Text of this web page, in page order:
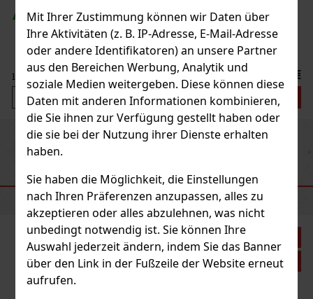
Mit Ihrer Zustimmung können wir Daten über
Ihre Aktivitäten (z. B. IP-Adresse, E-Mail-Adresse
oder andere Identifikatoren) an unsere Partner
aus den Bereichen Werbung, Analytik und
soziale Medien weitergeben. Diese können diese
Daten mit anderen Informationen kombinieren,
die Sie ihnen zur Verfügung gestellt haben oder
die sie bei der Nutzung ihrer Dienste erhalten
haben.
Sie haben die Möglichkeit, die Einstellungen
nach Ihren Präferenzen anzupassen, alles zu
akzeptieren oder alles abzulehnen, was nicht
unbedingt notwendig ist. Sie können Ihre
Auswahl jederzeit ändern, indem Sie das Banner
über den Link in der Fußzeile der Website erneut
aufrufen.
PreviousNext
EMPFOHLENE PRODUKTE